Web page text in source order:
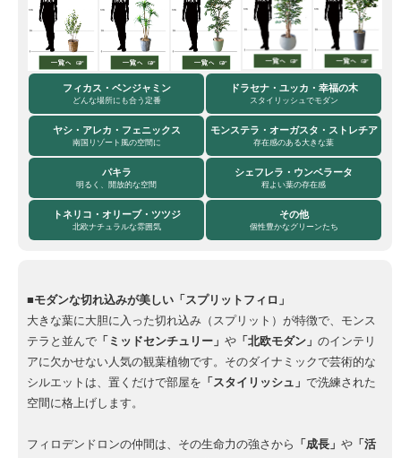
フィカス・ベンジャミン
どんな場所にも合う定番
ドラセナ・ユッカ・幸福の木
スタイリッシュでモダン
ヤシ・アレカ・フェニックス
南国リゾート風の空間に
モンステラ・オーガスタ・ストレチア
存在感のある大きな葉
パキラ
明るく、開放的な空間
シェフレラ・ウンベラータ
程よい葉の存在感
トネリコ・オリーブ・ツツジ
北欧ナチュラルな雰囲気
その他
個性豊かなグリーンたち
■モダンな切れ込みが美しい「スプリットフィロ」
大きな葉に大胆に入った切れ込み（スプリット）が特徴で、モンス
テラと並んで 「ミッドセンチュリー」 や 「北欧モダン」 のインテリ
アに欠かせない人気の観葉植物です。そのダイナミックで芸術的な
シルエットは、置くだけで部屋を 「スタイリッシュ」 で洗練された
空間に格上げします。
フィロデンドロンの仲間は、その生命力の強さから 「成長」 や 「活